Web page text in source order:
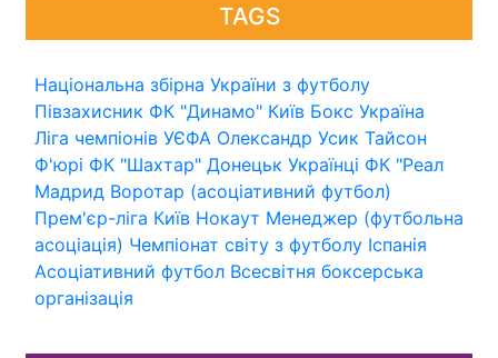
TAGS
Національна збірна України з футболу
Півзахисник ФК "Динамо" Київ Бокс Україна
Ліга чемпіонів УЄФА Олександр Усик Тайсон
Ф'юрі ФК "Шахтар" Донецьк Українці ФК "Реал
Мадрид Воротар (асоціативний футбол)
Прем'єр-ліга Київ Нокаут Менеджер (футбольна
асоціація) Чемпіонат світу з футболу Іспанія
Асоціативний футбол Всесвітня боксерська
організація